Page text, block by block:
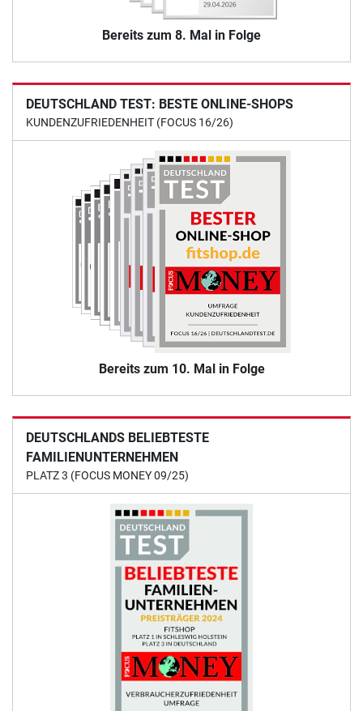
Bereits zum 8. Mal in Folge
DEUTSCHLAND TEST: BESTE ONLINE-SHOPS
KUNDENZUFRIEDENHEIT (FOCUS 16/26)
Bereits zum 10. Mal in Folge
DEUTSCHLANDS BELIEBTESTE
FAMILIENUNTERNEHMEN
PLATZ 3 (FOCUS MONEY 09/25)